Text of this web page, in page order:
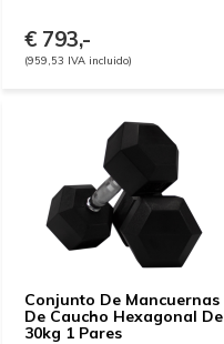
€ 793,-
(959,53 IVA incluido)
Conjunto De Mancuernas
De Caucho Hexagonal De
30kg 1 Pares